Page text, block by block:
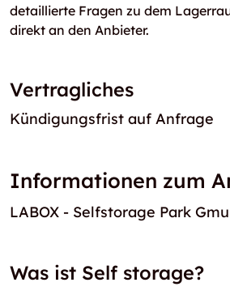
detaillierte Fragen zu dem
direkt an den Anbieter.
Vertragliches
Kündigungsfrist auf Anfrage
Informationen zum
LABOX - Selfstorage Park
Was ist Self storage?